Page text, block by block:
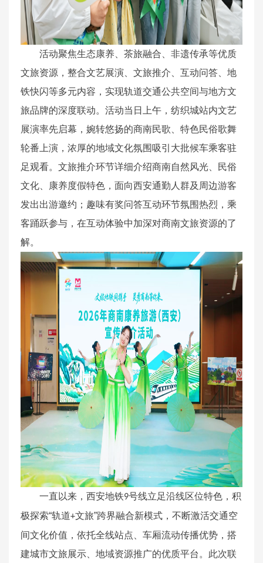
活动聚焦生态康养、茶旅融合、非遗传承等优质
文旅资源，整合文艺展演、文旅推介、互动问答、地
铁快闪等多元内容，实现轨道交通公共空间与地方文
旅品牌的深度联动。活动当日上午，纺织城站内文艺
展演率先启幕，婉转悠扬的商南民歌、特色民俗歌舞
轮番上演，浓厚的地域文化氛围吸引大批候车乘客驻
足观看。文旅推介环节详细介绍商南自然风光、民俗
文化、康养度假特色，面向西安通勤人群及周边游客
发出出游邀约；趣味有奖问答互动环节氛围热烈，乘
客踊跃参与，在互动体验中加深对商南文旅资源的了
解。
一直以来，西安地铁9号线立足沿线区位特色，积
极探索“轨道+文旅”跨界融合新模式，不断激活交通空
间文化价值，依托全线站点、车厢流动传播优势，搭
建城市文旅展示、地域资源推广的优质平台。此次联